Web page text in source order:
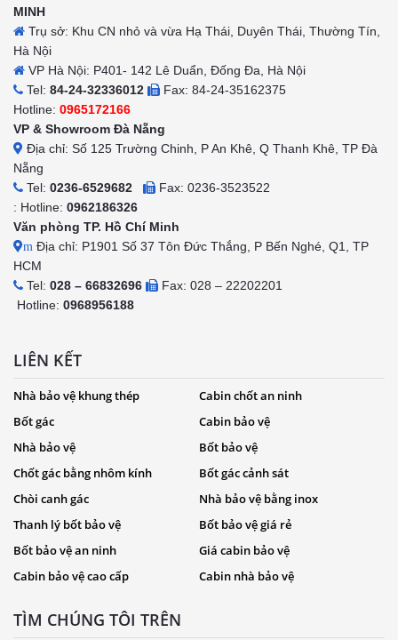
MINH
Trụ sở: Khu CN nhỏ và vừa Hạ Thái, Duyên Thái, Thường Tín,
Hà Nội
VP Hà Nội: P401- 142 Lê Duẩn, Đống Đa, Hà Nội
Tel: 84-24-32336012
Fax: 84-24-35162375
Hotline: 0965172166
VP & Showroom Đà Nẵng
Địa chỉ: Số 125 Trường Chinh, P An Khê, Q Thanh Khê, TP Đà
Nẵng
Tel: 0236-6529682
Fax: 0236-3523522
: Hotline: 0962186326
Văn phòng TP. Hồ Chí Minh
m Địa chỉ: P1901 Số 37 Tôn Đức Thắng, P Bến Nghé, Q1, TP
HCM
Tel: 028 – 66832696
Fax: 028 – 22202201
Hotline: 0968956188
LIÊN KẾT
Nhà bảo vệ khung thép
Cabin chốt an ninh
Bốt gác
Cabin bảo vệ
Nhà bảo vệ
Bốt bảo vệ
Chốt gác bằng nhôm kính
Bốt gác cảnh sát
Chòi canh gác
Nhà bảo vệ bằng inox
Thanh lý bốt bảo vệ
Bốt bảo vệ giá rẻ
Bốt bảo vệ an ninh
Giá cabin bảo vệ
Cabin bảo vệ cao cấp
Cabin nhà bảo vệ
TÌM CHÚNG TÔI TRÊN